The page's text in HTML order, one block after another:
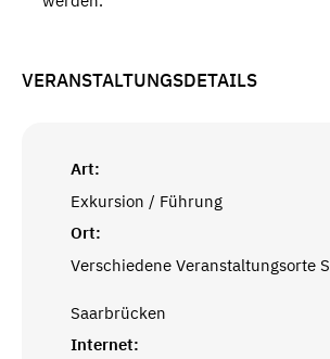
VERANSTALTUNGSDETAILS
Art:
Exkursion / Führung
Ort:
Verschiedene Veranstaltungsorte
Saarbrücken
Internet: